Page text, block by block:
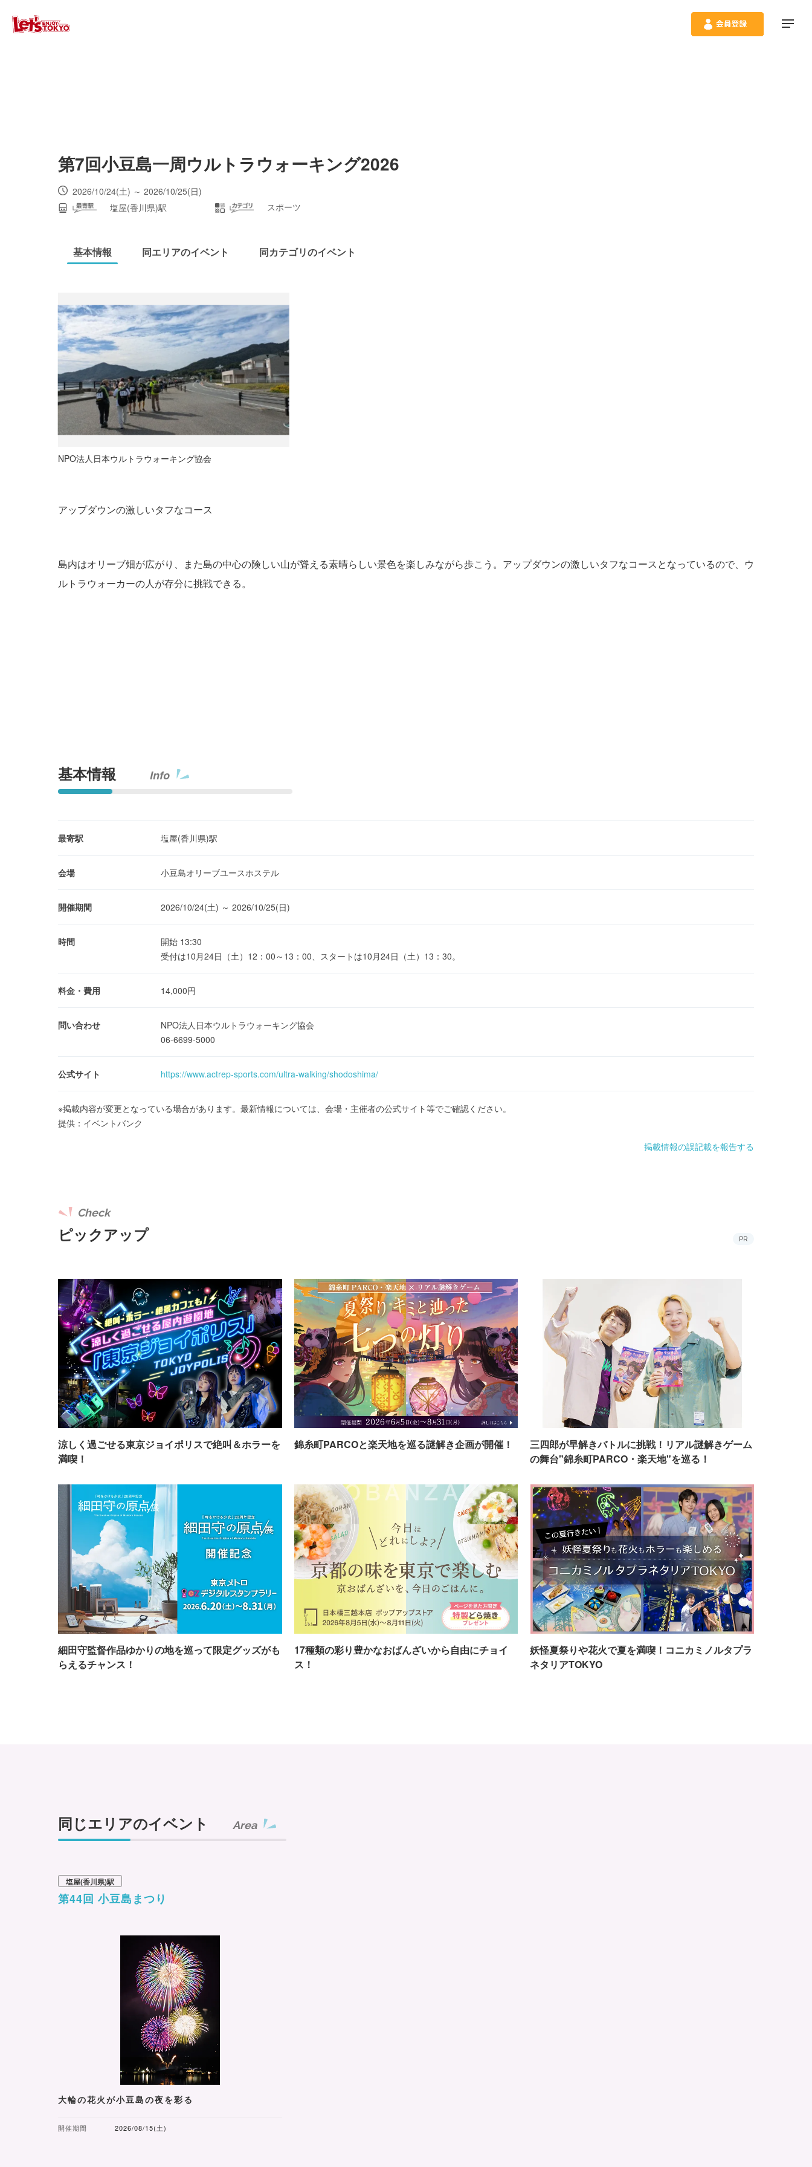
第7回小豆島一周ウルトラウォーキング2026
2026/10/24(土) ～ 2026/10/25(日)
塩屋(香川県)駅
スポーツ
基本情報 同エリアのイベント 同カテゴリのイベント
NPO法人日本ウルトラウォーキング協会
アップダウンの激しいタフなコース
島内はオリーブ畑が広がり、また島の中心の険しい山が聳える素晴らしい景色を楽しみながら歩こう。アップダウンの激しいタフなコースとなっているので、ウ
ルトラウォーカーの人が存分に挑戦できる。
基本情報 Info
最寄駅 塩屋(香川県)駅
会場 小豆島オリーブユースホステル
開催期間 2026/10/24(土) ～ 2026/10/25(日)
時間
開始 13:30
受付は10月24日（土）12：00～13：00、スタートは10月24日（土）13：30。
料金・費用 14,000円
問い合わせ
NPO法人日本ウルトラウォーキング協会
06-6699-5000
公式サイト https://www.actrep-sports.com/ultra-walking/shodoshima/
※掲載内容が変更となっている場合があります。最新情報については、会場・主催者の公式サイト等でご確認ください。
提供：イベントバンク
掲載情報の誤記載を報告する
ピックアップ
Check
PR
涼しく過ごせる東京ジョイポリスで絶叫＆ホラーを
満喫！
錦糸町PARCOと楽天地を巡る謎解き企画が開催！
三四郎が早解きバトルに挑戦！リアル謎解きゲーム
の舞台"錦糸町PARCO・楽天地"を巡る！
細田守監督作品ゆかりの地を巡って限定グッズがも
らえるチャンス！
17種類の彩り豊かなおばんざいから自由にチョイ
ス！
妖怪夏祭りや花火で夏を満喫！コニカミノルタプラ
ネタリアTOKYO
同じエリアのイベント Area
塩屋(香川県)駅
第44回 小豆島まつり
大輪の花火が小豆島の夜を彩る
開催期間 2026/08/15(土)